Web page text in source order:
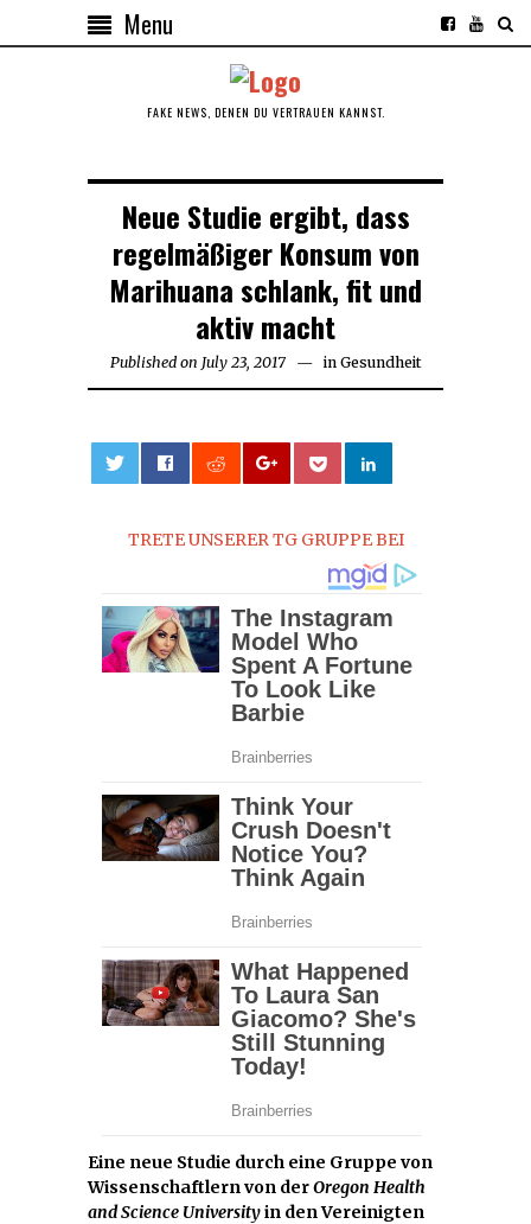
Menu
FAKE NEWS, DENEN DU VERTRAUEN KANNST.
Neue Studie ergibt, dass
regelmäßiger Konsum von
Marihuana schlank, fit und
aktiv macht
Published on July 23, 2017 in Gesundheit
TRETE UNSERER TG GRUPPE BEI
Eine neue Studie durch eine Gruppe von
Wissenschaftlern von derOregon Health
and Science Universityin den Vereinigten